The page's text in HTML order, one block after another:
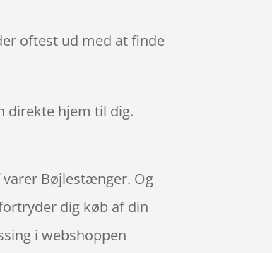
oftest ud med at finde
direkte hjem til dig.
Bøjlestænger. Og
dig køb af din
i webshoppen